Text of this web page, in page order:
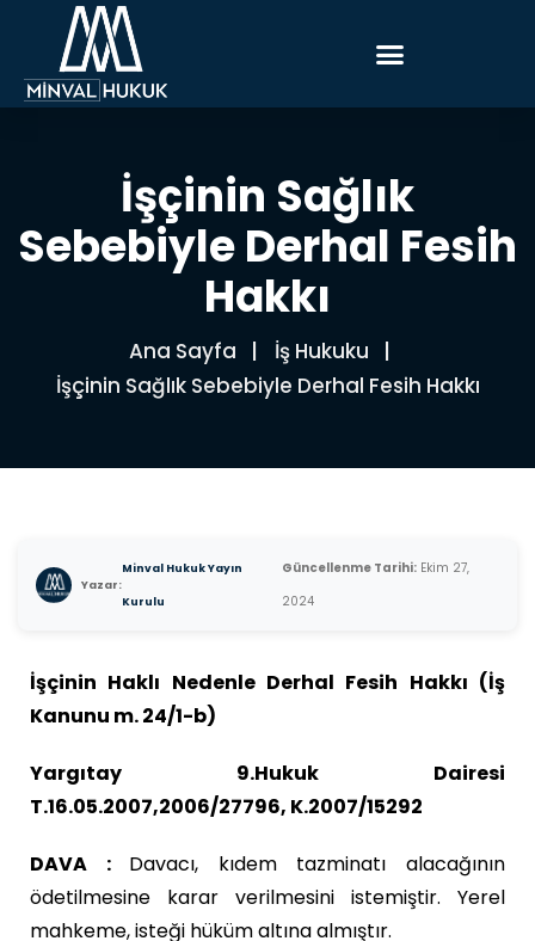
İşçinin Sağlık
Sebebiyle Derhal Fesih
Hakkı
Ana Sayfa
İş Hukuku
İşçinin Sağlık Sebebiyle Derhal Fesih Hakkı
Yazar:
Minval Hukuk Yayın
Kurulu
Güncellenme Tarihi:Ekim 27,
2024
İşçinin Haklı Nedenle Derhal Fesih Hakkı (İş
Kanunu m. 24/1-b)
Yargıtay 9.Hukuk Dairesi
T.16.05.2007,2006/27796, K.2007/15292
DAVA : Davacı, kıdem tazminatı alacağının
ödetilmesine karar verilmesini istemiştir. Yerel
mahkeme, isteği hüküm altına almıştır.